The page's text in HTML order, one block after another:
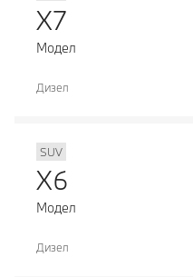
X7
Модел
Дизел
SUV
X6
Модел
Дизел